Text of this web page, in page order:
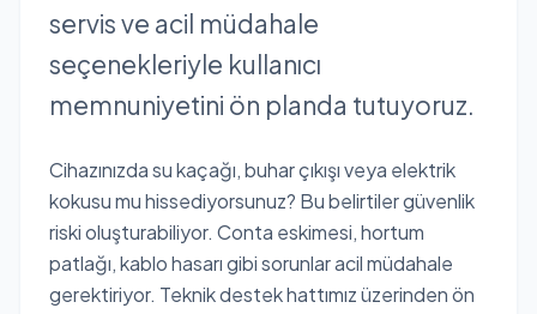
servis ve acil müdahale
seçenekleriyle kullanıcı
memnuniyetini ön planda tutuyoruz.
Cihazınızda su kaçağı, buhar çıkışı veya elektrik
kokusu mu hissediyorsunuz? Bu belirtiler güvenlik
riski oluşturabiliyor. Conta eskimesi, hortum
patlağı, kablo hasarı gibi sorunlar acil müdahale
gerektiriyor. Teknik destek hattımız üzerinden ön